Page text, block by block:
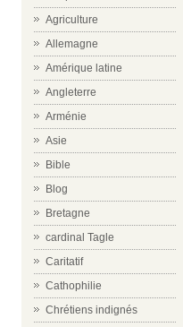
Agriculture
Allemagne
Amérique latine
Angleterre
Arménie
Asie
Bible
Blog
Bretagne
cardinal Tagle
Caritatif
Cathophilie
Chrétiens indignés